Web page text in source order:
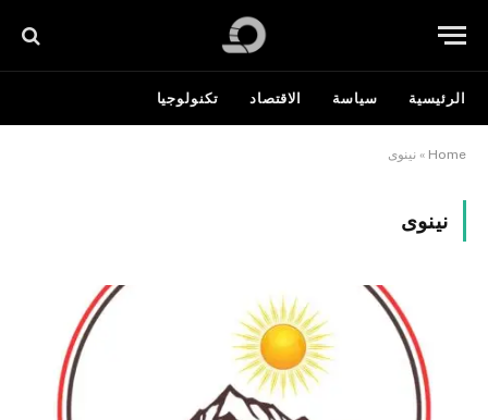
الرئيسية سياسة الاقتصاد تكنولوجيا
Home
» نينوى
نينوى